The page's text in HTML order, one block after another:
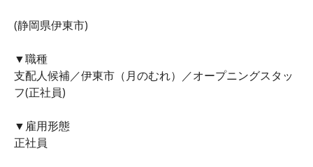
(静岡県伊東市)
▼職種
支配人候補／伊東市（月のむれ）／オープニングスタッ
フ(正社員)
▼雇用形態
正社員